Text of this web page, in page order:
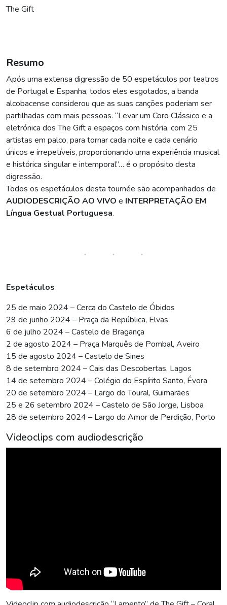
The Gift
Resumo
Após uma extensa digressão de 50 espetáculos por teatros
de Portugal e Espanha, todos eles esgotados, a banda
alcobacense considerou que as suas canções poderiam ser
partilhadas com mais pessoas. “Levar um Coro Clássico e a
eletrónica dos The Gift a espaços com história, com 25
artistas em palco, para tornar cada noite e cada cenário
únicos e irrepetíveis, proporcionando uma experiência musical
e histórica singular e intemporal”… é o propósito desta
digressão.
Todos os espetáculos desta tournée são acompanhados de
AUDIODESCRIÇÃO AO VIVO e INTERPRETAÇÃO EM
Língua Gestual Portuguesa.
Espetáculos
25 de maio 2024 – Cerca do Castelo de Óbidos
29 de junho 2024 – Praça da República, Elvas
6 de julho 2024 – Castelo de Bragança
2 de agosto 2024 – Praça Marquês de Pombal, Aveiro
15 de agosto 2024 – Castelo de Sines
8 de setembro 2024 – Cais das Descobertas, Lagos
14 de setembro 2024 – Colégio do Espírito Santo, Évora
20 de setembro 2024 – Largo do Toural, Guimarães
25 e 26 setembro 2024 – Castelo de São Jorge, Lisboa
28 de setembro 2024 – Largo do Amor de Perdição, Porto
Videoclips com audiodescrição